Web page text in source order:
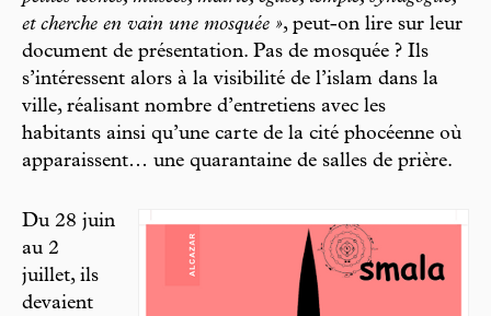
et cherche en vain une mosquée », peut-on lire sur leur
document de présentation. Pas de mosquée ? Ils
s’intéressent alors à la visibilité de l’islam dans la
ville, réalisant nombre d’entretiens avec les
habitants ainsi qu’une carte de la cité phocéenne où
apparaissent… une quarantaine de salles de prière.
Du 28 juin
au 2
juillet, ils
devaient